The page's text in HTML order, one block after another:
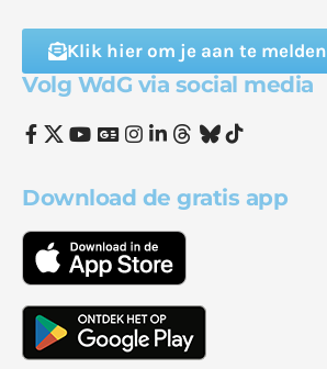
Klik hier om je aan te melden
Volg WdG via social media
Download de gratis app